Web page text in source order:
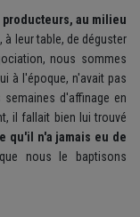
au milieu
à leur table, de déguster
nous sommes
à l'époque, n'avait pas
d'affinage en
il fallait bien lui trouvé
qu'il n'a jamais eu de
nous le baptisons